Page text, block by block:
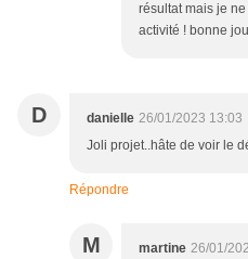
résultat mais je
activité ! bonne
D danielle 26/01/2023 13:03
Joli projet..hâte de voir le
Répondre
M martine 26/01/